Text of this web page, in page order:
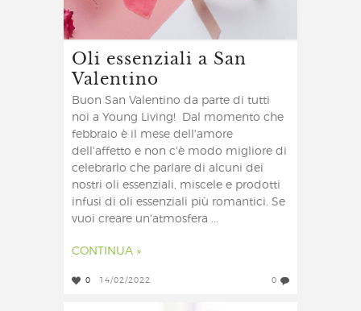
Oli essenziali a San
Valentino
Buon San Valentino da parte di tutti
noi a Young Living! Dal momento che
febbraio è il mese dell'amore
dell'affetto e non c'è modo migliore di
celebrarlo che parlare di alcuni dei
nostri oli essenziali, miscele e prodotti
infusi di oli essenziali più romantici. Se
vuoi creare un'atmosfera ...
CONTINUA »
0 14/02/2022 0